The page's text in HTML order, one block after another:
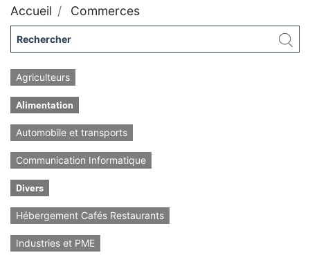
Accueil Commerces
Agriculteurs
Alimentation
Automobile et transports
Communication Informatique
Divers
Hébergement Cafés Restaurants
Industries et PME